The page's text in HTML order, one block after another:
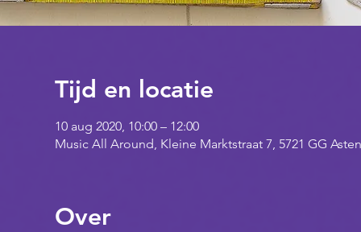
Tijd en locatie
10 aug 2020, 10:00 – 12:00
Music All Around, Kleine Marktstraat 7, 5721 GG
Over